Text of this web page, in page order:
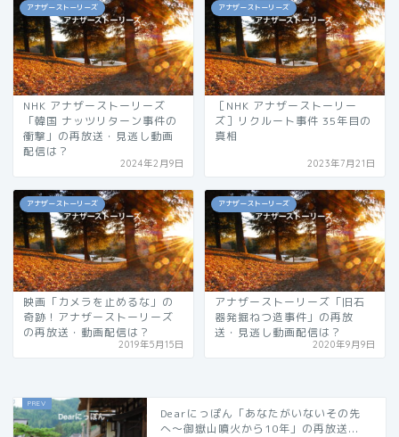
アナザーストーリーズ
NHK アナザーストーリーズ
「韓国 ナッツリターン事件の
衝撃」の再放送・見逃し動画
配信は？
2024年2月9日
アナザーストーリーズ
［NHK アナザーストーリー
ズ］リクルート事件 35年目の
真相
2023年7月21日
アナザーストーリーズ
映画「カメラを止めるな」の
奇跡！アナザーストーリーズ
の再放送・動画配信は？
2019年5月15日
アナザーストーリーズ
アナザーストーリーズ「旧石
器発掘ねつ造事件」の再放
送・見逃し動画配信は？
2020年9月9日
Dearにっぽん「あなたがいないその先
へ〜御嶽山噴火から10年」の再放送...